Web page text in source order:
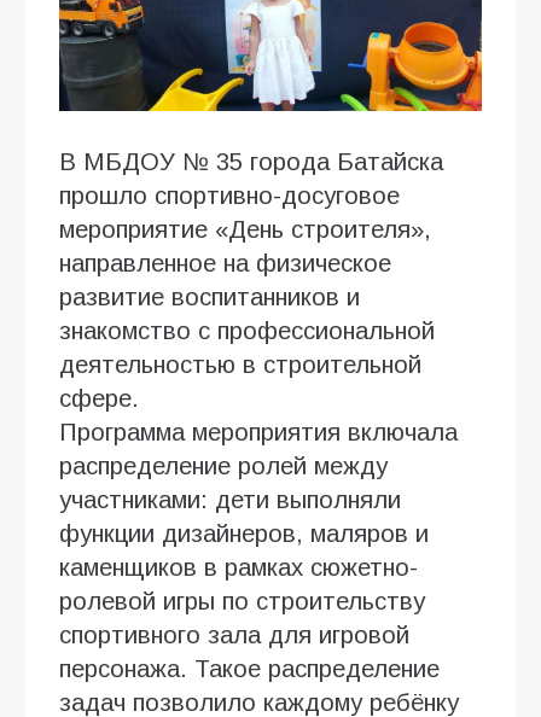
В МБДОУ № 35 города Батайска
прошло спортивно-досуговое
мероприятие «День строителя»,
направленное на физическое
развитие воспитанников и
знакомство с профессиональной
деятельностью в строительной
сфере.
Программа мероприятия включала
распределение ролей между
участниками: дети выполняли
функции дизайнеров, маляров и
каменщиков в рамках сюжетно-
ролевой игры по строительству
спортивного зала для игровой
персонажа. Такое распределение
задач позволило каждому ребёнку